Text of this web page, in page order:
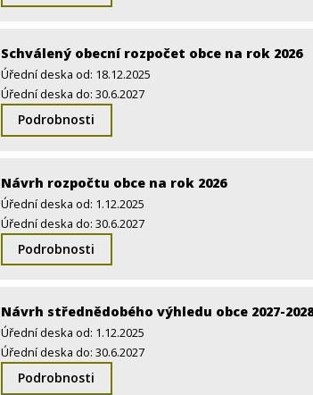
Schválený obecní rozpočet obce na rok 2026
Úřední deska od: 18.12.2025
Úřední deska do: 30.6.2027
Podrobnosti
Návrh rozpočtu obce na rok 2026
Úřední deska od: 1.12.2025
Úřední deska do: 30.6.2027
Podrobnosti
Návrh střednědobého výhledu obce 2027-2028
Úřední deska od: 1.12.2025
Úřední deska do: 30.6.2027
Podrobnosti